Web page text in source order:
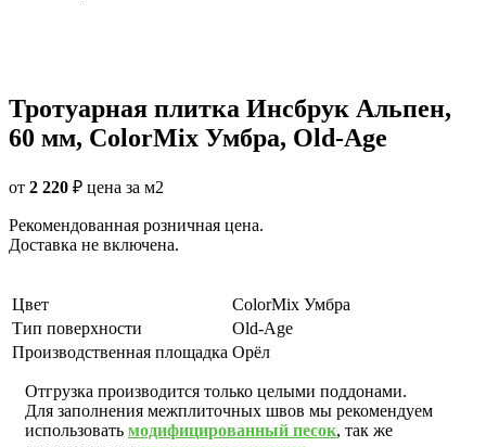
Тротуарная плитка Инсбрук Альпен,
60 мм, ColorMix Умбра, Old-Age
от 2 220 ₽ цена за м2
Рекомендованная розничная цена.
Доставка не включена.
Цвет
ColorMix Умбра
Тип поверхности
Old-Age
Производственная площадка Орёл
Отгрузка производится только целыми поддонами.
Для заполнения межплиточных швов мы рекомендуем
использовать модифицированный песок, так же